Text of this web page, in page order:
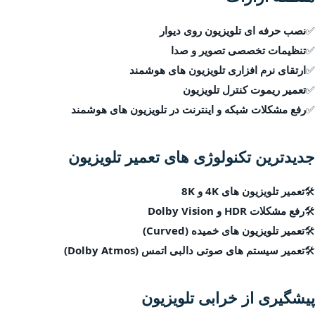
✅نصب حرفه ای تلویزیون روی دیوار
✅تنظیمات تخصصی تصویر و صدا
✅ارتقای نرم افزاری تلویزیون های هوشمند
✅تعمیر ریموت کنترل تلویزیون
✅رفع مشکلات شبکه و اینترنت در تلویزیون های هوشمند
جدیدترین تکنولوژی های تعمیر تلویزیون
🛠تعمیر تلویزیون های 4K و 8K
🛠رفع مشکلات HDR و Dolby Vision
🛠تعمیر تلویزیون های خمیده (Curved)
🛠تعمیر سیستم های صوتی دالبی اتمس (Dolby Atmos)
پیشگیری از خرابی تلویزیون